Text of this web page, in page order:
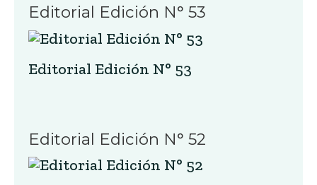
Editorial Edición N° 53
Editorial Edición N° 53
Editorial Edición N° 52